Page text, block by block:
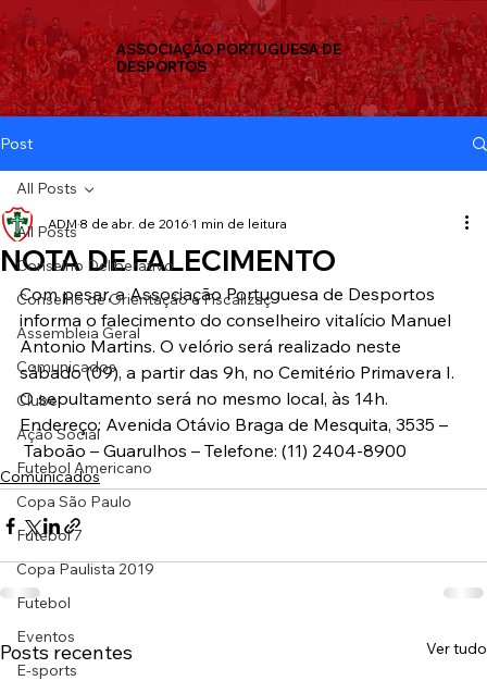
ASSOCIAÇÃO PORTUGUESA DE
DESPORTOS
Post
All Posts
Conselho Deliberativo
Conselho de Orientação e Fiscalizaç
Assembleia Geral
Comunicados
Clube
Ação Social
Futebol Americano
Copa São Paulo
Futebol 7
Copa Paulista 2019
Futebol
Eventos
E-sports
All Posts
NOTA DE FALECIMENTO
ADM 8 de abr. de 2016 1 min de leitura
Com pesar, a Associação Portuguesa de Desportos
informa o falecimento do conselheiro vitalício Manuel
Antonio Martins. O velório será realizado neste
sábado (09), a partir das 9h, no Cemitério Primavera I.
O sepultamento será no mesmo local, às 14h.
Endereço: Avenida Otávio Braga de Mesquita, 3535 –
Taboão – Guarulhos – Telefone: (11) 2404-8900
Comunicados
Posts recentes Ver tudo